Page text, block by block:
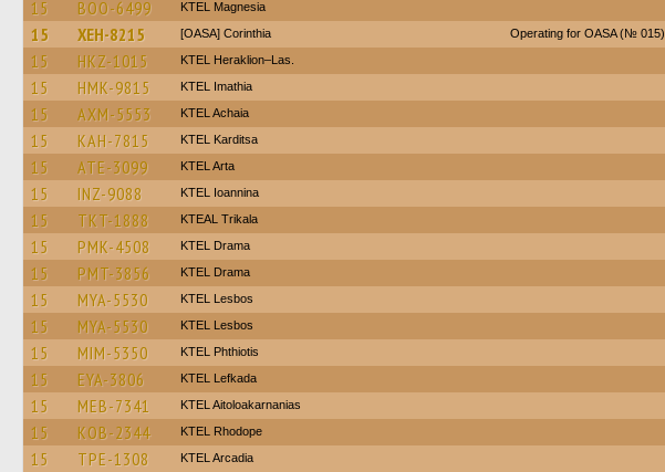
15 BOO-6499 ΚΤΕL Magnesia
15 XEH-8215 [OASA] Corinthia Operating for OASA (№ 015)
15 HKZ-1015 KTEL Heraklion–Las.
15 HMK-9815 KTEL Imathia
15 AXM-5553 KTEL Achaia
15 KAH-7815 ΚΤΕL Karditsa
15 ATE-3099 KTEL Arta
15 INZ-9088 KTEL Ioannina
15 TKT-1888 KTEAL Trikala
15 PMK-4508 KTEL Drama
15 PMT-3856 KTEL Drama
15 MYA-5530 KTEL Lesbos
15 MYA-5530 KTEL Lesbos
15 MIM-5350 ΚΤΕL Phthiotis
15 EYA-3806 KTEL Lefkada
15 MEB-7341 KTEL Aitoloakarnanias
15 KOB-2344 KTEL Rhodope
15 TPE-1308 KTEL Arcadia